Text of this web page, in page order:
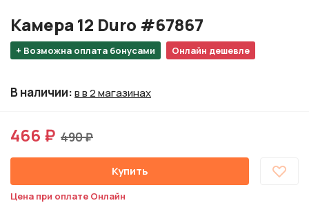
+ Возможна оплата бонусами Онлайн дешевле
Камера 12 Duro #67867
В наличии:в в 2 магазинах
466 ₽ 490 ₽
Купить
Цена при оплате Онлайн